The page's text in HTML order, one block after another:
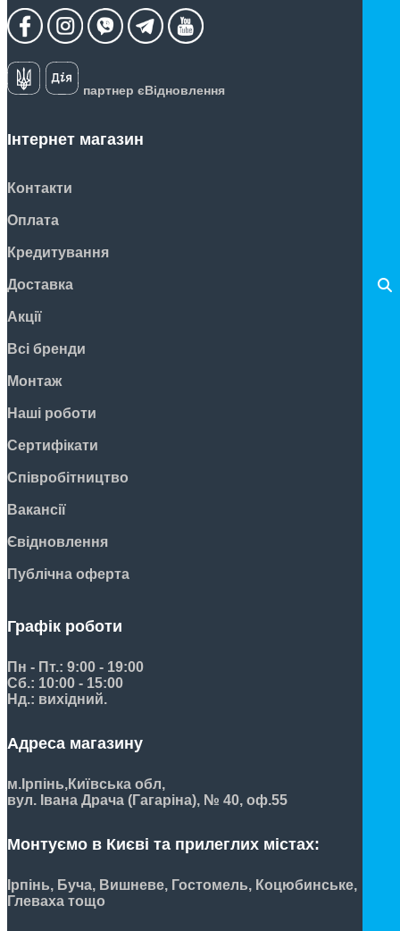
партнер єВідновлення
Інтернет магазин
Контакти
Оплата
Кредитування
Доставка
Акції
Всі бренди
Монтаж
Наші роботи
Сертифікати
Співробітництво
Вакансії
Євідновлення
Публічна оферта
Графік роботи
Пн - Пт.: 9:00 - 19:00
Сб.: 10:00 - 15:00
Нд.: вихідний.
Адреса магазину
м.Ірпінь,Київська обл,
вул. Івана Драча (Гагаріна), № 40, оф.55
Монтуємо в Києві та прилеглих містах:
Ірпінь, Буча, Вишневе, Гостомель, Коцюбинське,
Глеваха тощо